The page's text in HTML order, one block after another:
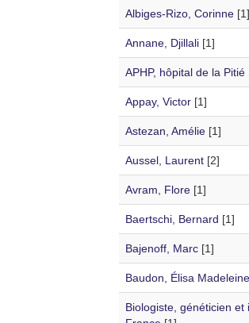
Albiges-Rizo, Corinne[1]
Annane, Djillali[1]
APHP, hôpital de la
Appay, Victor[1]
Astezan, Amélie[1]
Aussel, Laurent[2]
Avram, Flore[1]
Baertschi, Bernard [1]
Bajenoff, Marc[1]
Baudon, Élisa Madeleine
Biologiste, généticien et